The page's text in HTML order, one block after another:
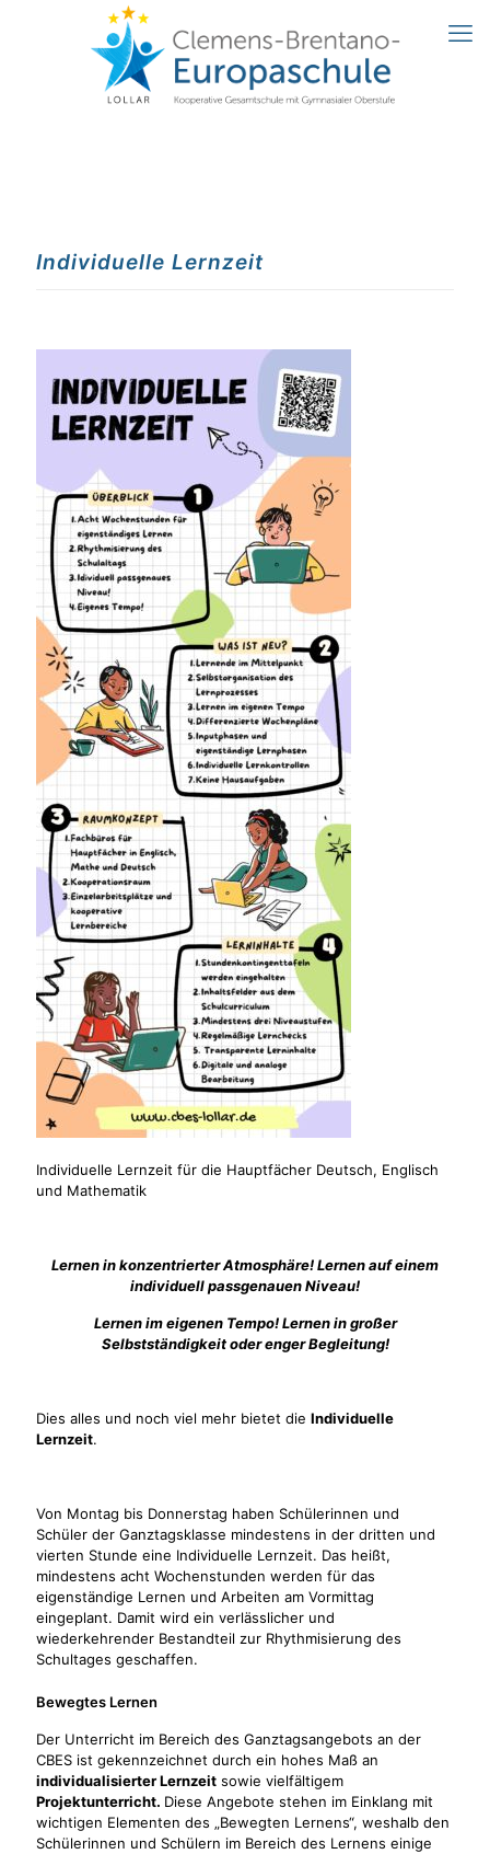
Individuelle Lernzeit
Individuelle Lernzeit für die Hauptfächer Deutsch, Englisch
und Mathematik
Lernen in konzentrierter Atmosphäre! Lernen auf einem
individuell passgenauen Niveau!
Lernen im eigenen Tempo! Lernen in großer
Selbstständigkeit oder enger Begleitung!
Dies alles und noch viel mehr bietet die Individuelle
Lernzeit.
Von Montag bis Donnerstag haben Schülerinnen und
Schüler der Ganztagsklasse mindestens in der dritten und
vierten Stunde eine Individuelle Lernzeit. Das heißt,
mindestens acht Wochenstunden werden für das
eigenständige Lernen und Arbeiten am Vormittag
eingeplant. Damit wird ein verlässlicher und
wiederkehrender Bestandteil zur Rhythmisierung des
Schultages geschaffen.
Bewegtes Lernen
Der Unterricht im Bereich des Ganztagsangebots an der
CBES ist gekennzeichnet durch ein hohes Maß an
individualisierter Lernzeit sowie vielfältigem
Projektunterricht. Diese Angebote stehen im Einklang mit
wichtigen Elementen des „Bewegten Lernens“, weshalb den
Schülerinnen und Schülern im Bereich des Lernens einige